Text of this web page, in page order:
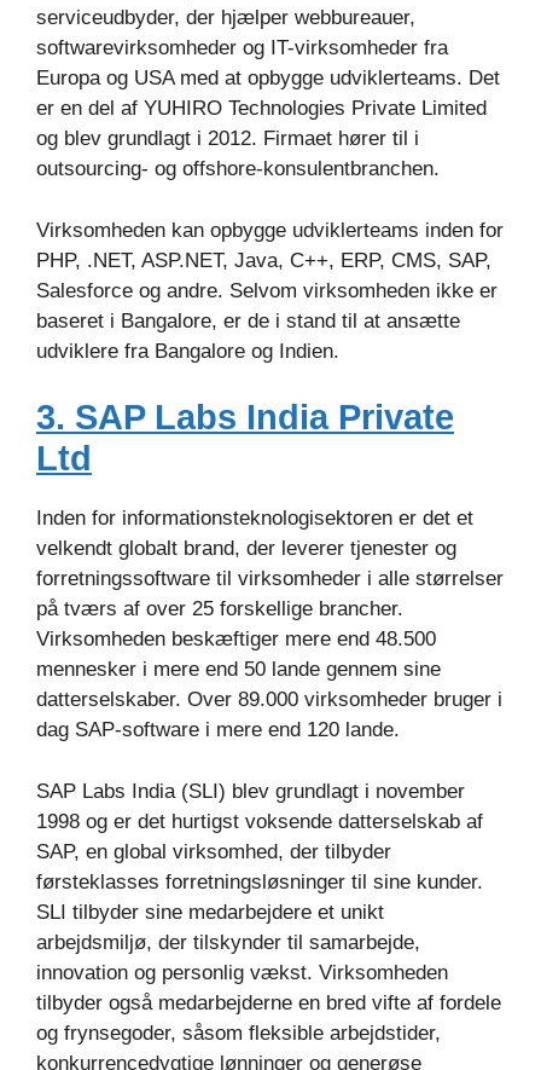
serviceudbyder, der hjælper webbureauer,
softwarevirksomheder og IT-virksomheder fra
Europa og USA med at opbygge udviklerteams. Det
er en del af YUHIRO Technologies Private Limited
og blev grundlagt i 2012. Firmaet hører til i
outsourcing- og offshore-konsulentbranchen.
Virksomheden kan opbygge udviklerteams inden for
PHP, .NET, ASP.NET, Java, C++, ERP, CMS, SAP,
Salesforce og andre. Selvom virksomheden ikke er
baseret i Bangalore, er de i stand til at ansætte
udviklere fra Bangalore og Indien.
3. SAP Labs India Private
Ltd
Inden for informationsteknologisektoren er det et
velkendt globalt brand, der leverer tjenester og
forretningssoftware til virksomheder i alle størrelser
på tværs af over 25 forskellige brancher.
Virksomheden beskæftiger mere end 48.500
mennesker i mere end 50 lande gennem sine
datterselskaber. Over 89.000 virksomheder bruger i
dag SAP-software i mere end 120 lande.
SAP Labs India (SLI) blev grundlagt i november
1998 og er det hurtigst voksende datterselskab af
SAP, en global virksomhed, der tilbyder
førsteklasses forretningsløsninger til sine kunder.
SLI tilbyder sine medarbejdere et unikt
arbejdsmiljø, der tilskynder til samarbejde,
innovation og personlig vækst. Virksomheden
tilbyder også medarbejderne en bred vifte af fordele
og frynsegoder, såsom fleksible arbejdstider,
konkurrencedygtige lønninger og generøse